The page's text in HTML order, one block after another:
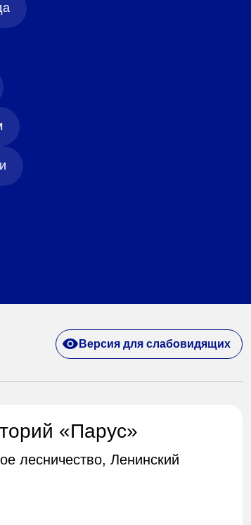
Версия для слабовидящих
«Парус»
лесничество, Ленинский